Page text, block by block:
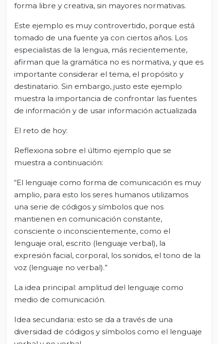
forma libre y creativa, sin mayores normativas.
Este ejemplo es muy controvertido, porque está
tomado de una fuente ya con ciertos años. Los
especialistas de la lengua, más recientemente,
afirman que la gramática no es normativa, y que es
importante considerar el tema, el propósito y
destinatario. Sin embargo, justo este ejemplo
muestra la importancia de confrontar las fuentes
de información y de usar información actualizada
El reto de hoy:
Reflexiona sobre el último ejemplo que se
muestra a continuación:
“El lenguaje como forma de comunicación es muy
amplio, para esto los seres humanos utilizamos
una serie de códigos y símbolos que nos
mantienen en comunicación constante,
consciente o inconscientemente, como el
lenguaje oral, escrito (lenguaje verbal), la
expresión facial, corporal, los sonidos, el tono de la
voz (lenguaje no verbal).”
La idea principal: amplitud del lenguaje como
medio de comunicación.
Idea secundaria: esto se da a través de una
diversidad de códigos y símbolos como el lenguaje